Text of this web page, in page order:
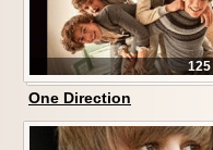
125
One Direction